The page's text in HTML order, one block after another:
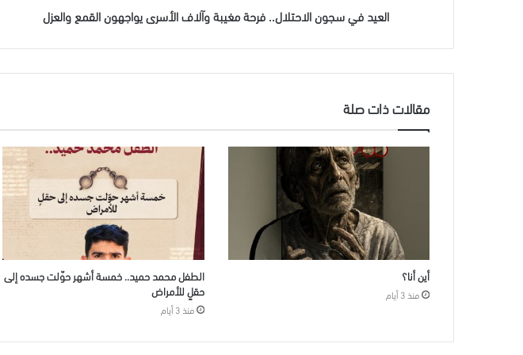
العيد في سجون الاحتلال.. فرحة مغيبة وآلاف الأسرى يواجهون القمع والعزل
مقالات ذات صلة
أين أنا؟
منذ 3 أيام
الطفل محمد حميد.. خمسة أشهر حوّلت جسده إلى
حقلٍ للأمراض
منذ 3 أيام